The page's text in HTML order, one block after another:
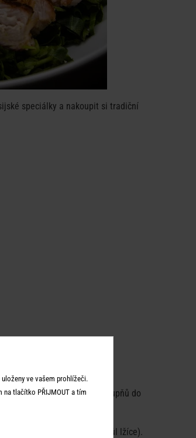
speciálky a nakoupit si tradiční
a v krku.
rozpáleném grilu na 200 stupňů do
(já jsem dala jednu a půl lžíce).
ve vašem prohlížeči.
tlačítko PŘIJMOUT a tím